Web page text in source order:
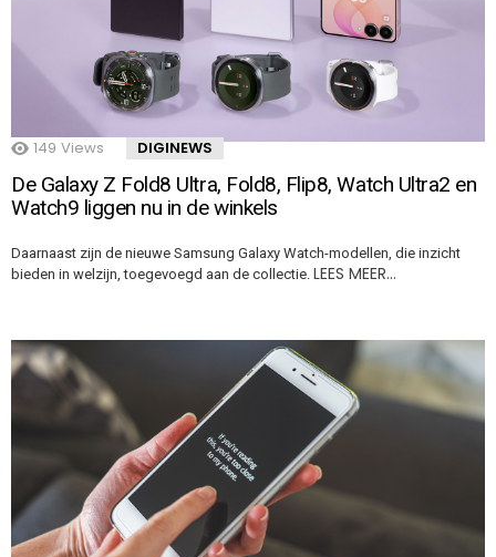
149 Views DIGINEWS
De Galaxy Z Fold8 Ultra, Fold8, Flip8, Watch Ultra2 en
Watch9 liggen nu in de winkels
Daarnaast zijn de nieuwe Samsung Galaxy Watch-modellen, die inzicht
bieden in welzijn, toegevoegd aan de collectie. LEES MEER…